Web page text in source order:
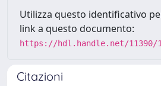
Utilizza questo identificativo
link a questo documento:
https://hdl.handle.net/11390/
Citazioni